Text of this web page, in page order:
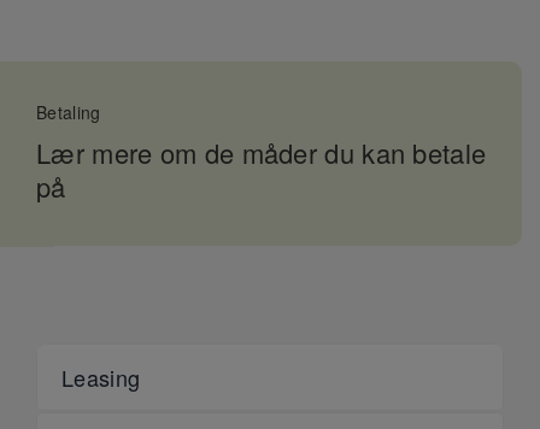
Betaling
Lær mere om de måder du kan betale
på
Leasing